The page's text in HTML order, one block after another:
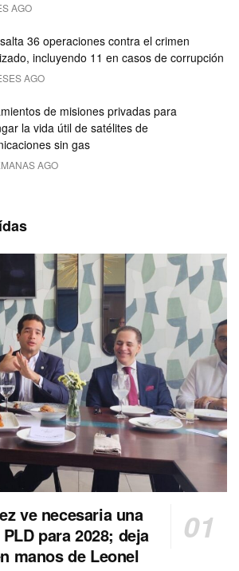
AGO
36 operaciones contra el crimen
incluyendo 11 en casos de corrupción
AGO
de misiones privadas para
la vida útil de satélites de
sin gas
AGO
ve necesaria una
para 2028; deja
manos de Leonel